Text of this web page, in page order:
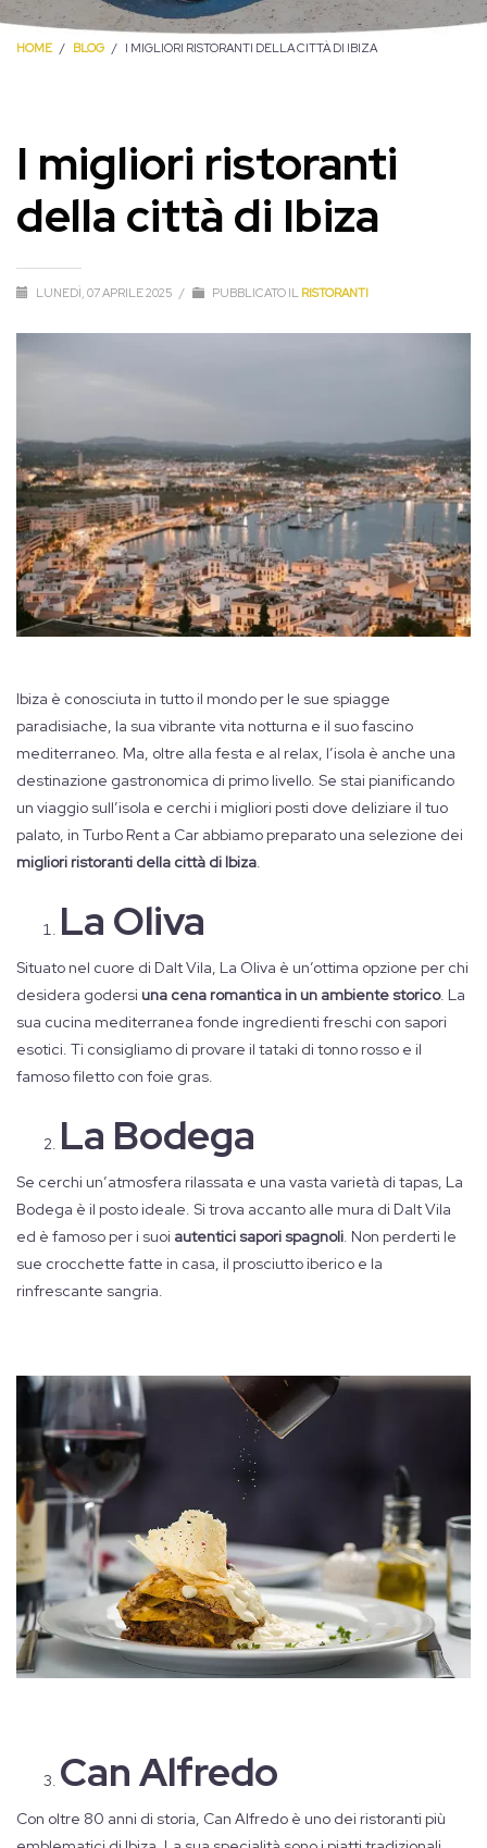
HOME BLOG I MIGLIORI RISTORANTI DELLA CITTÀ DI IBIZA
I migliori ristoranti
della città di Ibiza
LUNEDÌ, 07 APRILE 2025 / PUBBLICATO IL RISTORANTI
Ibiza è conosciuta in tutto il mondo per le sue spiagge
paradisiache, la sua vibrante vita notturna e il suo fascino
mediterraneo. Ma, oltre alla festa e al relax, l’isola è anche una
destinazione gastronomica di primo livello. Se stai pianificando
un viaggio sull’isola e cerchi i migliori posti dove deliziare il tuo
palato, in Turbo Rent a Car abbiamo preparato una selezione dei
migliori ristoranti della città di Ibiza.
La Oliva
Situato nel cuore di Dalt Vila, La Oliva è un’ottima opzione per chi
desidera godersi una cena romantica in un ambiente storico. La
sua cucina mediterranea fonde ingredienti freschi con sapori
esotici. Ti consigliamo di provare il tataki di tonno rosso e il
famoso filetto con foie gras.
La Bodega
Se cerchi un’atmosfera rilassata e una vasta varietà di tapas, La
Bodega è il posto ideale. Si trova accanto alle mura di Dalt Vila
ed è famoso per i suoi autentici sapori spagnoli. Non perderti le
sue crocchette fatte in casa, il prosciutto iberico e la
rinfrescante sangria.
Can Alfredo
Con oltre 80 anni di storia, Can Alfredo è uno dei ristoranti più